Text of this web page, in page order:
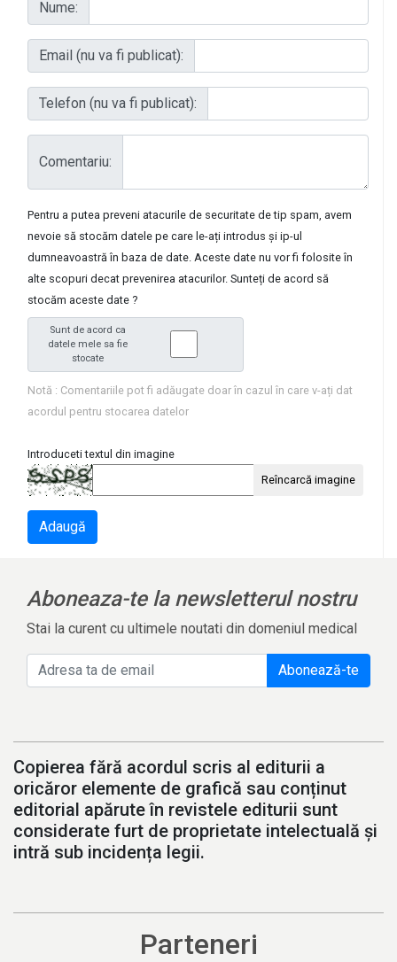
Nume:
Email (nu va fi publicat):
Telefon (nu va fi publicat):
Comentariu:
Pentru a putea preveni atacurile de securitate de tip spam, avem
nevoie să stocăm datele pe care le-ați introdus și ip-ul
dumneavoastră în baza de date. Aceste date nu vor fi folosite în
alte scopuri decat prevenirea atacurilor. Sunteți de acord să
stocăm aceste date ?
Sunt de acord ca
datele mele sa fie
stocate
Notă : Comentariile pot fi adăugate doar în cazul în care v-ați dat
acordul pentru stocarea datelor
Introduceti textul din imagine
Reîncarcă imagine
Adaugă
Aboneaza-te la newsletterul nostru
Stai la curent cu ultimele noutati din domeniul medical
Abonează-te
Copierea fără acordul scris al editurii a
oricăror elemente de grafică sau conținut
editorial apărute în revistele editurii sunt
considerate furt de proprietate intelectuală și
intră sub incidența legii.
Parteneri